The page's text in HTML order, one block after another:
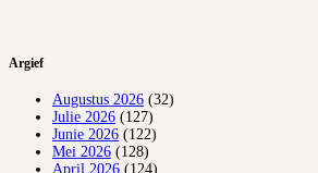
Argief
Augustus 2026 (32)
Julie 2026 (127)
Junie 2026 (122)
Mei 2026 (128)
April 2026 (124)